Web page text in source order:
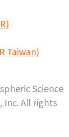
Taiwan)
Science
Inc. All rights